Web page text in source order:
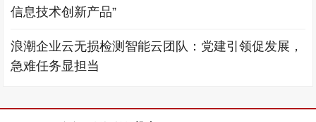
信息技术创新产品”
浪潮企业云无损检测智能云团队：党建引领促发展，
急难任务显担当